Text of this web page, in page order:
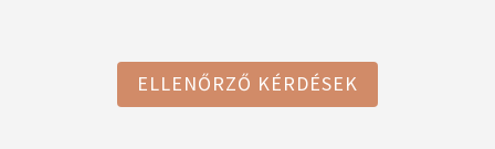
ELLENŐRZŐ KÉRDÉSEK